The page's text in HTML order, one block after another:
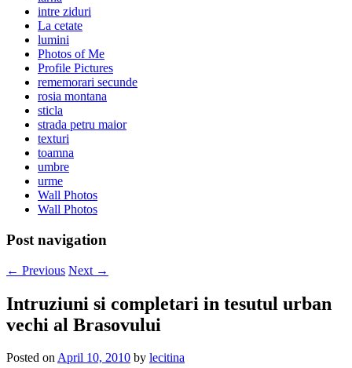
intre ziduri
La cetate
lumini
Photos of Me
Profile Pictures
rememorari secunde
rosia montana
sticla
strada petru maior
texturi
toamna
umbre
urme
Wall Photos
Wall Photos
Post navigation
← Previous Next →
Intruziuni si completari in tesutul urban
vechi al Brasovului
Posted onApril 10, 2010 by lecitina